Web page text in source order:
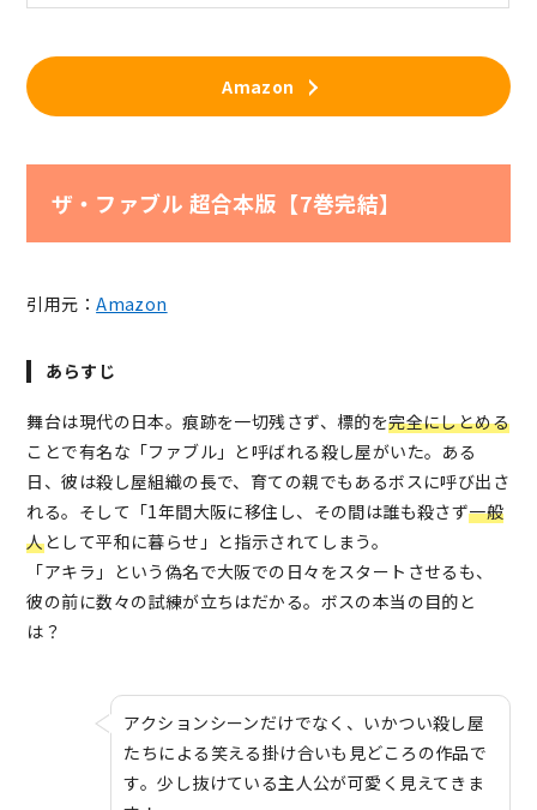
Amazon
ザ・ファブル 超合本版【7巻完結】
引用元：Amazon
あらすじ
舞台は現代の日本。痕跡を一切残さず、標的を完全にしとめる
ことで有名な「ファブル」と呼ばれる殺し屋がいた。ある
日、彼は殺し屋組織の長で、育ての親でもあるボスに呼び出さ
れる。そして「1年間大阪に移住し、その間は誰も殺さず一般
人として平和に暮らせ」と指示されてしまう。
「アキラ」という偽名で大阪での日々をスタートさせるも、
彼の前に数々の試練が立ちはだかる。ボスの本当の目的と
は？
アクションシーンだけでなく、いかつい殺し屋
たちによる笑える掛け合いも見どころの作品で
す。少し抜けている主人公が可愛く見えてきま